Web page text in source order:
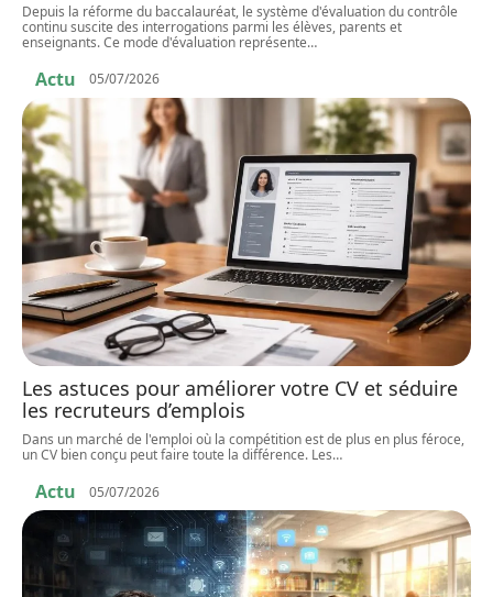
Depuis la réforme du baccalauréat, le système d'évaluation du contrôle
continu suscite des interrogations parmi les élèves, parents et
enseignants. Ce mode d'évaluation représente…
Actu 05/07/2026
Les astuces pour améliorer votre CV et séduire
les recruteurs d’emplois
Dans un marché de l'emploi où la compétition est de plus en plus féroce,
un CV bien conçu peut faire toute la différence. Les…
Actu 05/07/2026